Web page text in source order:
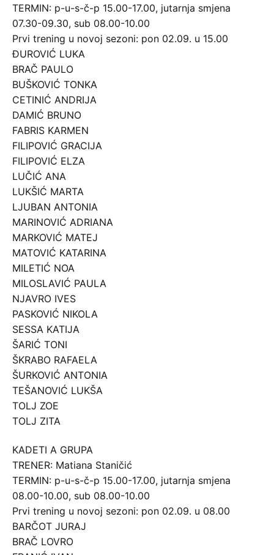
TERMIN: p-u-s-č-p 15.00-17.00, jutarnja smjena
07.30-09.30, sub 08.00-10.00
Prvi trening u novoj sezoni: pon 02.09. u 15.00
ĐUROVIĆ LUKA
BRAČ PAULO
BUŠKOVIĆ TONKA
CETINIĆ ANDRIJA
DAMIĆ BRUNO
FABRIS KARMEN
FILIPOVIĆ GRACIJA
FILIPOVIĆ ELZA
LUČIĆ ANA
LUKŠIĆ MARTA
LJUBAN ANTONIA
MARINOVIĆ ADRIANA
MARKOVIĆ MATEJ
MATOVIĆ KATARINA
MILETIĆ NOA
MILOSLAVIĆ PAULA
NJAVRO IVES
PASKOVIĆ NIKOLA
SESSA KATIJA
ŠARIĆ TONI
ŠKRABO RAFAELA
ŠURKOVIĆ ANTONIA
TEŠANOVIĆ LUKŠA
TOLJ ZOE
TOLJ ZITA
KADETI A GRUPA
TRENER: Matiana Staničić
TERMIN: p-u-s-č-p 15.00-17.00, jutarnja smjena
08.00-10.00, sub 08.00-10.00
Prvi trening u novoj sezoni: pon 02.09. u 08.00
BARČOT JURAJ
BRAČ LOVRO